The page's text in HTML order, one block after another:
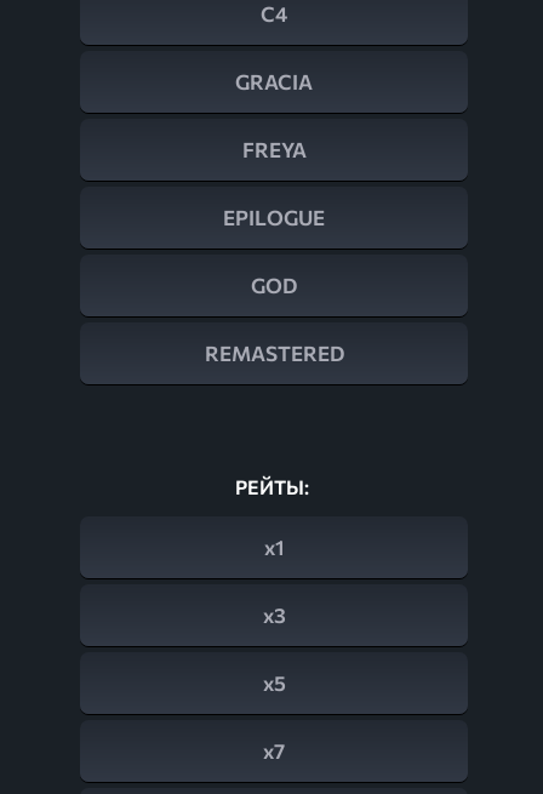
C4
GRACIA
FREYA
EPILOGUE
GOD
REMASTERED
РЕЙТЫ:
x1
x3
x5
x7